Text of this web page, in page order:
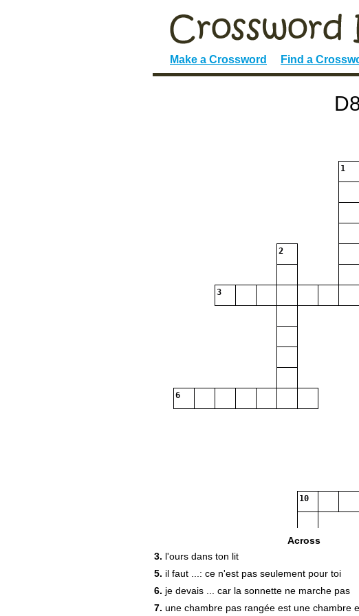
Make a Crossword Find a
1
2
3
6
10
Across
3. l'ours dans ton lit
5. il faut ...: ce n'est pas seulement pour toi
6. je devais ... car la sonnette ne marche pas
7. une chambre pas rangée est une chambre